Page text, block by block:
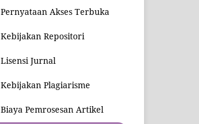
Pernyataan Akses Terbuka
Kebijakan Repositori
Lisensi Jurnal
Kebijakan Plagiarisme
Biaya Pemrosesan Artikel